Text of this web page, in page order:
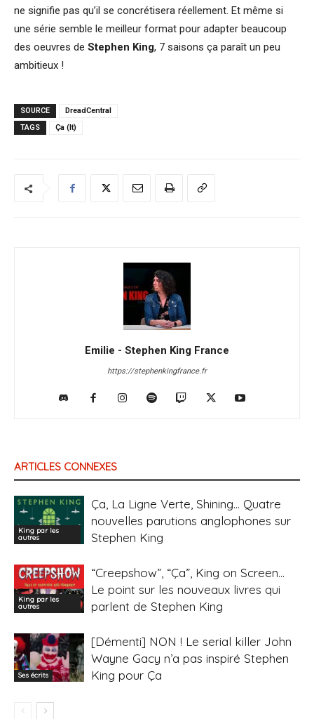
ne signifie pas qu’il se concrétisera réellement. Et même si
une série semble le meilleur format pour adapter beaucoup
des oeuvres de Stephen King, 7 saisons ça paraît un peu
ambitieux !
SOURCE
DreadCentral
TAGS
Ça (It)
Emilie - Stephen King France
https://stephenkingfrance.fr
ARTICLES CONNEXES
King par les
autres
Ça, La Ligne Verte, Shining… Quatre
nouvelles parutions anglophones sur
Stephen King
King par les
autres
“Creepshow”, “Ça”, King on Screen…
Le point sur les nouveaux livres qui
parlent de Stephen King
Ses écrits
[Démenti] NON ! Le serial killer John
Wayne Gacy n’a pas inspiré Stephen
King pour Ça